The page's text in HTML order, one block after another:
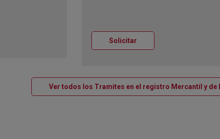
SolicitarVentana nueva
Ver todos los Tramites en el registro Mercantil y de